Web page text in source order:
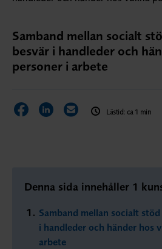
Samband mellan socialt
besvär i handleder och
personer i arbete
Dela sidan på
Dela sidan på
Dela sidan
Lästid: ca 1 min
Denna sida innehåller 1
Samband mellan socialt
i handleder och händer hos
arbete